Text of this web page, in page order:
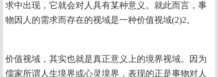
求中出现，它就会对人具有某种意义。就此而言，事
物因人的需求而存在的视域是一种价值视域(2)2。
价值视域，其实也就是真正意义上的境界视域。因为
儒家所谓人生境界或心灵境界，表现的正是事物对人